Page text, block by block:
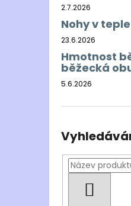
2.7.2026
Nohy v
23.6.2026
Hmotnost
běžecká
5.6.2026